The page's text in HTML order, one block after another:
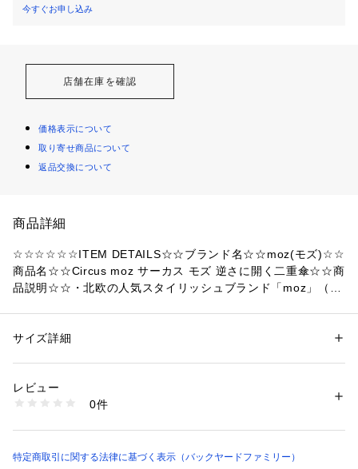
今すぐお申し込み
店舗在庫を確認
価格表示について
取り寄せ商品について
返品交換について
商品詳細
☆☆☆☆☆☆ITEM DETAILS☆☆ブランド名☆☆moz(モズ)☆☆
商品名☆☆Circus moz サーカス モズ 逆さに開く二重傘☆☆商
品説明☆☆・北欧の人気スタイリッシュブランド「moz」（モ
ズに傘生地の開閉ができる、カンタン手開きタイプ。☆・撥水
しまう・車内がビショビショになる等の「車での傘あるある」
問題を解決してくれる。☆・電車で周りや自分が濡れないよう
♪☆・2重構造なので、傘骨が露出せず、髪の毛が挟まる心配が
性別：レディース
商品番号：
enmozcircus （ショップ）
サイズ詳細
レビュー
0件
特定商取引に関する法律に基づく表示（バックヤードファミリー）